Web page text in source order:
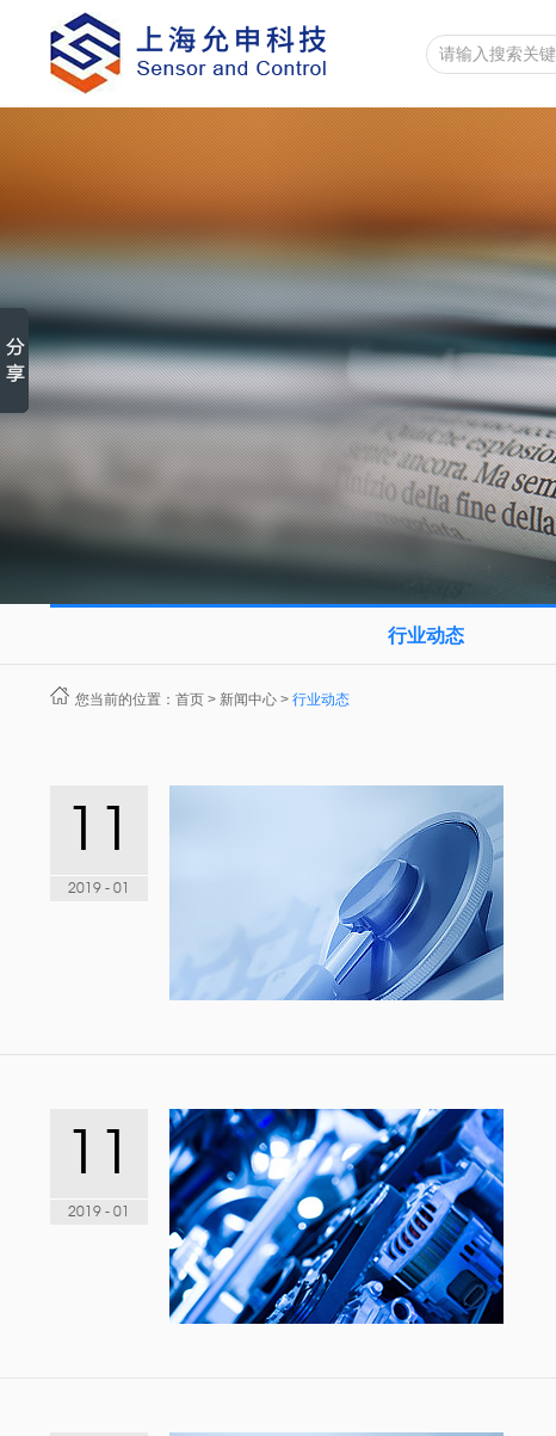
行业动态
您当前的位置： 首页 > 新闻中心 > 行业动态
11
2019 - 01
11
2019 - 01